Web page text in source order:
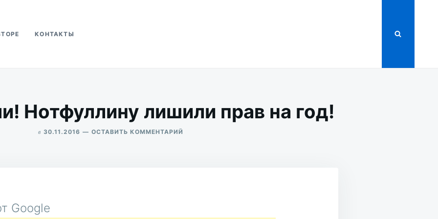
КОНТАКТЫ
Нотфуллину лишили прав на год!
в 30.11.2016 ОСТАВИТЬ КОММЕНТАРИЙ
Google